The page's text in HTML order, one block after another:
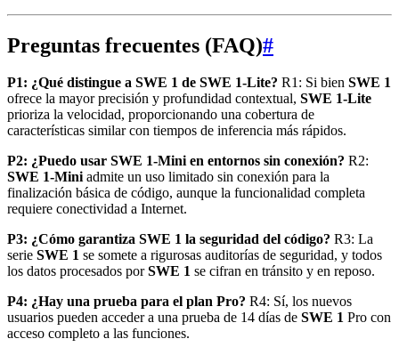
Preguntas frecuentes (FAQ)#
P1: ¿Qué distingue a SWE 1 de SWE 1‑Lite? R1: Si bien SWE 1
ofrece la mayor precisión y profundidad contextual, SWE 1‑Lite
prioriza la velocidad, proporcionando una cobertura de
características similar con tiempos de inferencia más rápidos.
P2: ¿Puedo usar SWE 1‑Mini en entornos sin conexión? R2:
SWE 1‑Miniadmite un uso limitado sin conexión para la
finalización básica de código, aunque la funcionalidad completa
requiere conectividad a Internet.
P3: ¿Cómo garantiza SWE 1 la seguridad del código? R3: La
serie SWE 1 se somete a rigurosas auditorías de seguridad, y todos
los datos procesados porSWE 1 se cifran en tránsito y en reposo.
P4: ¿Hay una prueba para el plan Pro? R4: Sí, los nuevos
usuarios pueden acceder a una prueba de 14 días de SWE 1 Pro con
acceso completo a las funciones.